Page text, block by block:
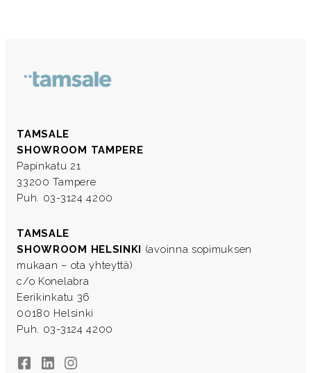
TAMSALE
SHOWROOM TAMPERE
Papinkatu 21
33200 Tampere
Puh. 03-3124 4200
TAMSALE
SHOWROOM HELSINKI (avoinna sopimuksen
mukaan – ota yhteyttä)
c/o Konelabra
Eerikinkatu 36
00180 Helsinki
Puh. 03-3124 4200
FacebookLinkedInInstagram